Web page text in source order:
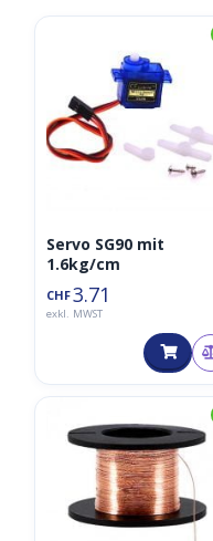
Servo SG90 mit
1.6kg/cm
CHF3.71
exkl. MWST